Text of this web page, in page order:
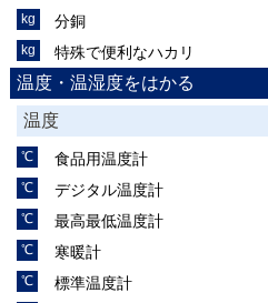
分銅
特殊で便利なハカリ
温度・温湿度をはかる
温度
食品用温度計
デジタル温度計
最高最低温度計
寒暖計
標準温度計